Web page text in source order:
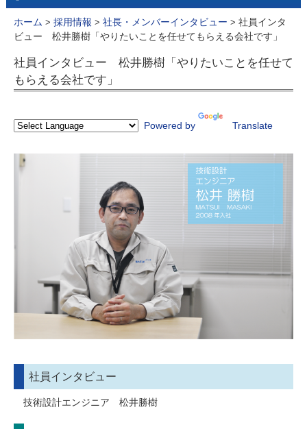
ホーム > 採用情報 > 社長・メンバーインタビュー > 社員インタ
ビュー 松井勝樹「やりたいことを任せてもらえる会社です」
社員インタビュー 松井勝樹「やりたいことを任せて
もらえる会社です」
Powered by Translate
社員インタビュー
技術設計エンジニア 松井勝樹